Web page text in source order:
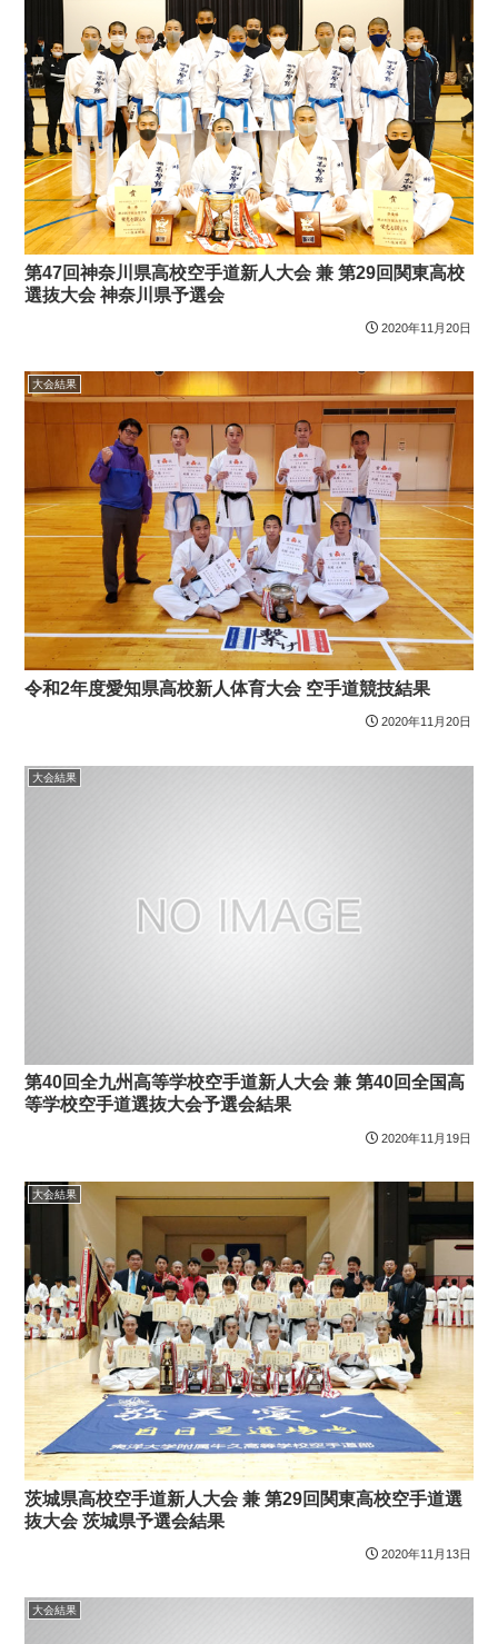
第47回神奈川県高校空手道新人大会 兼 第29回関東高校
選抜大会 神奈川県予選会
2020年11月20日
大会結果
令和2年度愛知県高校新人体育大会 空手道競技結果
2020年11月20日
大会結果
第40回全九州高等学校空手道新人大会 兼 第40回全国高
等学校空手道選抜大会予選会結果
2020年11月19日
大会結果
茨城県高校空手道新人大会 兼 第29回関東高校空手道選
抜大会 茨城県予選会結果
2020年11月13日
大会結果